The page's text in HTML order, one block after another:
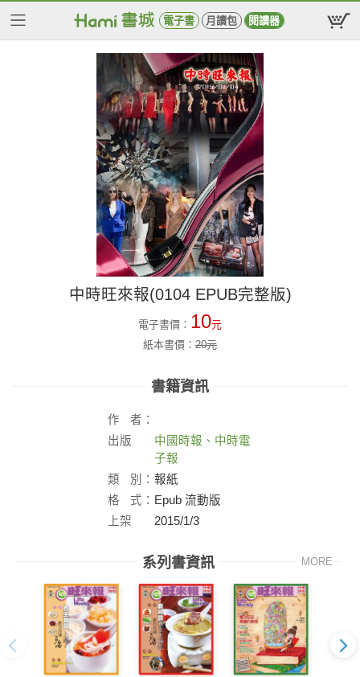
電子書 月讀包 閱讀器
中時旺來報(0104 EPUB完整版)
電子書價： 10元
紙本書價： 20元
書籍資訊
作
者：
出版
中國時報、中時電
子報
類
別： 報紙
格
式： Epub 流動版
上架
2015/1/3
系列書資訊 MORE